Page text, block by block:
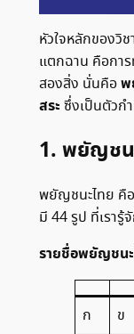
หัวใจหลักของวิช
แตกฉาน คือกา
สองสิ่ง นั่นคือพ
สระ ซึ่งเป็นตัวก
1. พยัญชน
พยัญชนะไทย คื
มี 44 รูป ที่เรารู้
รายชื่อพยัญชน
ก ข